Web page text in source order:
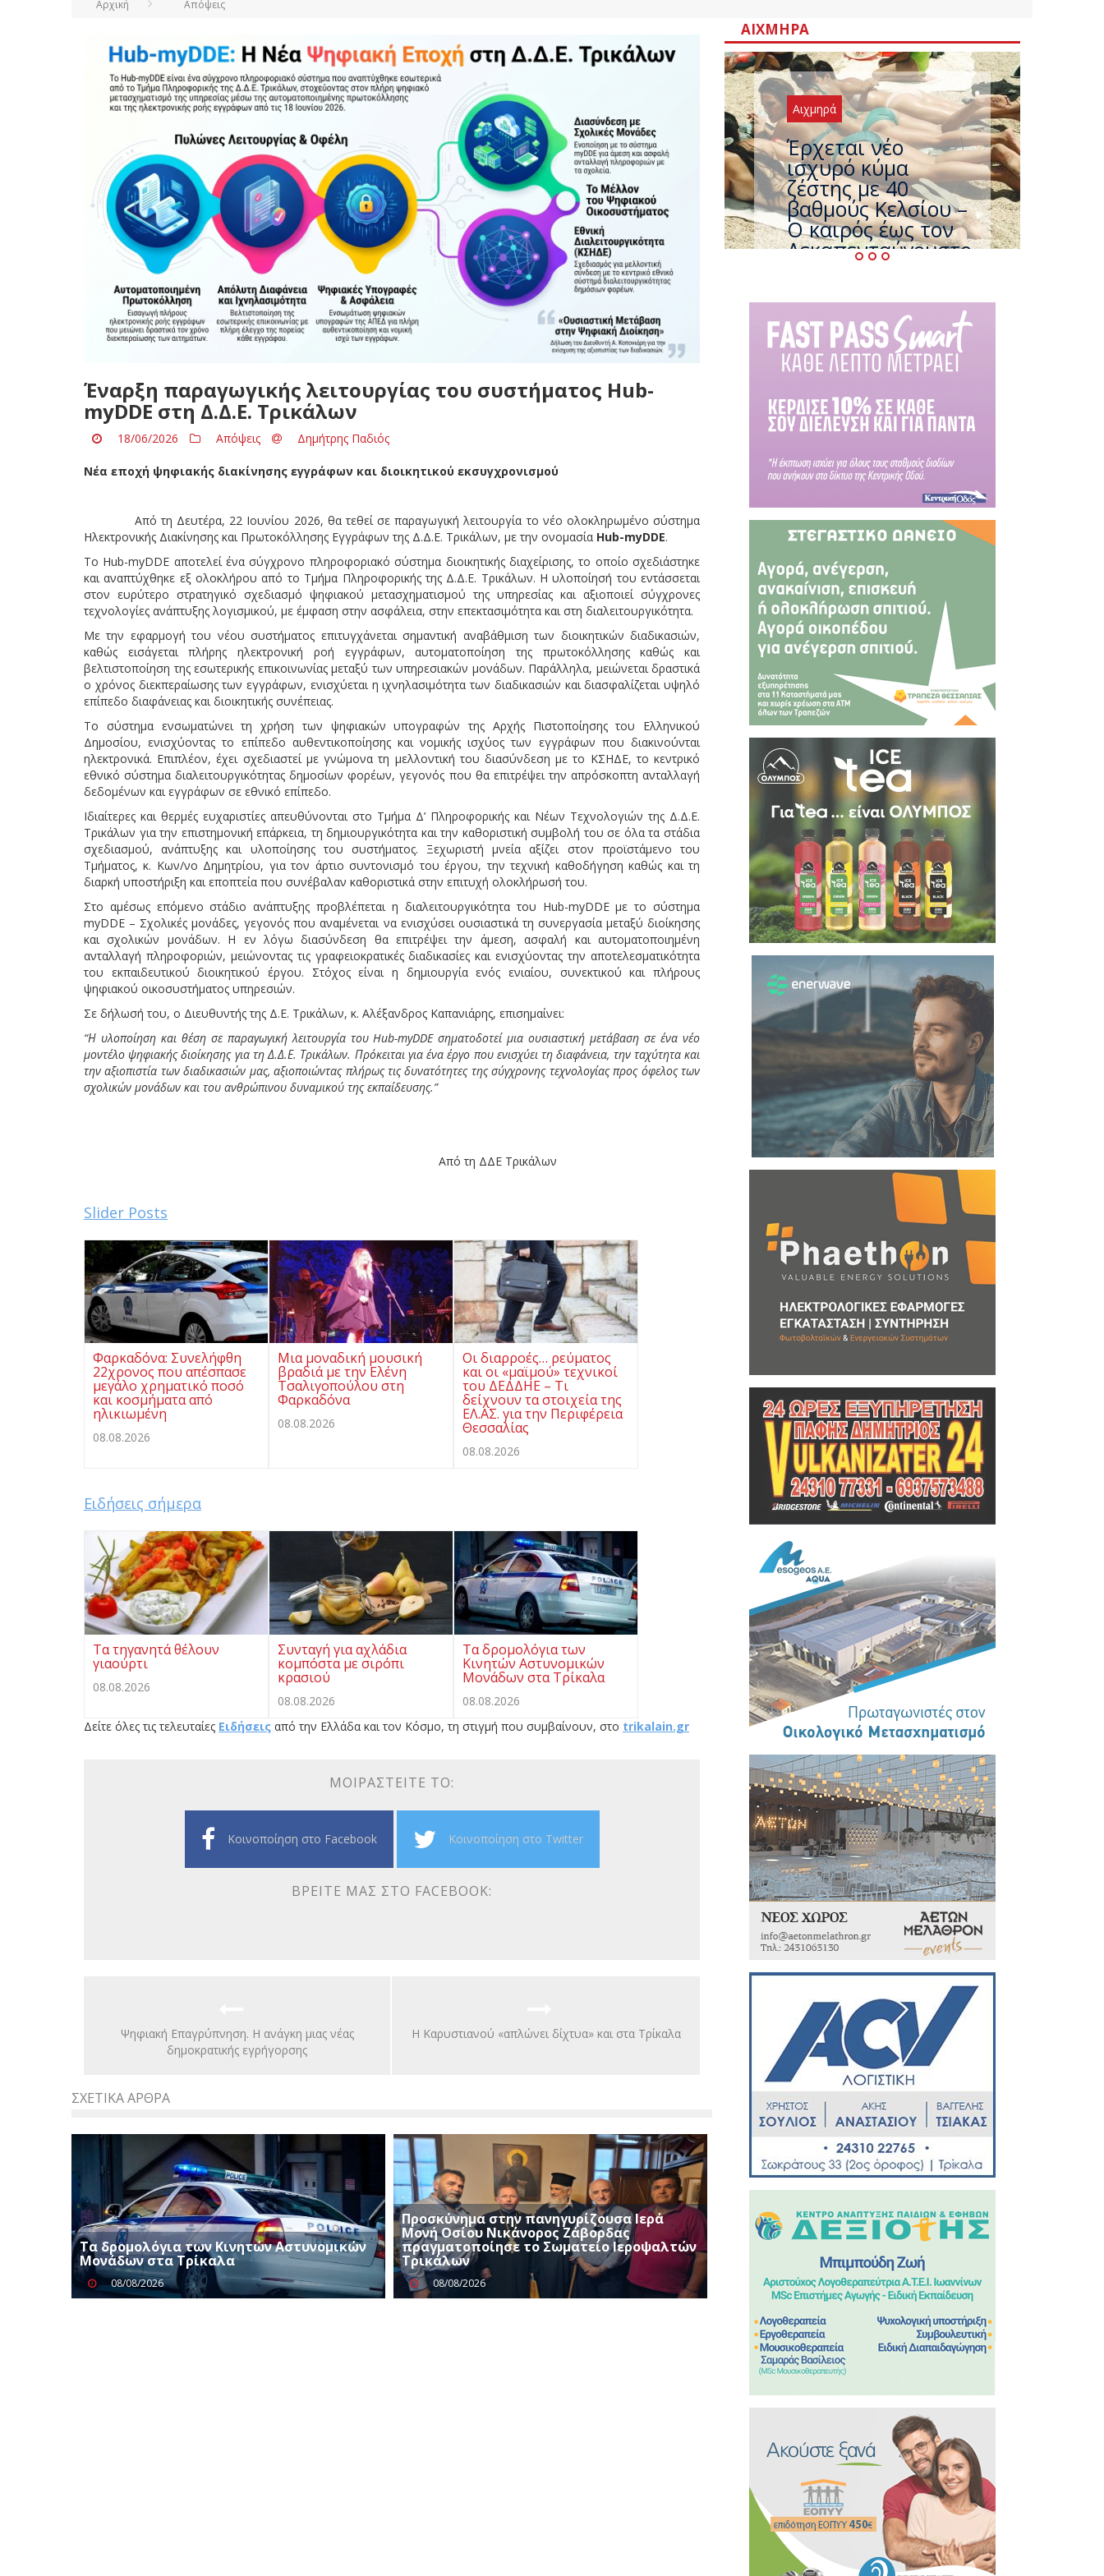
Αρχική Απόψεις
Έναρξη παραγωγικής λειτουργίας του συστήματος Hub-
myDDE στη Δ.Δ.Ε. Τρικάλων
18/06/2026 Απόψεις Δημήτρης Παδιός
Νέα εποχή ψηφιακής διακίνησης εγγράφων και διοικητικού εκσυγχρονισμού
Από τη Δευτέρα, 22 Ιουνίου 2026, θα τεθεί σε παραγωγική λειτουργία το νέο ολοκληρωμένο σύστημα
Ηλεκτρονικής Διακίνησης και Πρωτοκόλλησης Εγγράφων της Δ.Δ.Ε. Τρικάλων, με την ονομασία Hub-myDDE.
Το Hub-myDDE αποτελεί ένα σύγχρονο πληροφοριακό σύστημα διοικητικής διαχείρισης, το οποίο σχεδιάστηκε
και αναπτύχθηκε εξ ολοκλήρου από το Τμήμα Πληροφορικής της Δ.Δ.Ε. Τρικάλων. Η υλοποίησή του εντάσσεται
στον ευρύτερο στρατηγικό σχεδιασμό ψηφιακού μετασχηματισμού της υπηρεσίας και αξιοποιεί σύγχρονες
τεχνολογίες ανάπτυξης λογισμικού, με έμφαση στην ασφάλεια, στην επεκτασιμότητα και στη διαλειτουργικότητα.
Με την εφαρμογή του νέου συστήματος επιτυγχάνεται σημαντική αναβάθμιση των διοικητικών διαδικασιών,
καθώς εισάγεται πλήρης ηλεκτρονική ροή εγγράφων, αυτοματοποίηση της πρωτοκόλλησης καθώς και
βελτιστοποίηση της εσωτερικής επικοινωνίας μεταξύ των υπηρεσιακών μονάδων. Παράλληλα, μειώνεται δραστικά
ο χρόνος διεκπεραίωσης των εγγράφων, ενισχύεται η ιχνηλασιμότητα των διαδικασιών και διασφαλίζεται υψηλό
επίπεδο διαφάνειας και διοικητικής συνέπειας.
Το σύστημα ενσωματώνει τη χρήση των ψηφιακών υπογραφών της Αρχής Πιστοποίησης του Ελληνικού
Δημοσίου, ενισχύοντας το επίπεδο αυθεντικοποίησης και νομικής ισχύος των εγγράφων που διακινούνται
ηλεκτρονικά. Επιπλέον, έχει σχεδιαστεί με γνώμονα τη μελλοντική του διασύνδεση με το ΚΣΗΔΕ, το κεντρικό
εθνικό σύστημα διαλειτουργικότητας δημοσίων φορέων, γεγονός που θα επιτρέψει την απρόσκοπτη ανταλλαγή
δεδομένων και εγγράφων σε εθνικό επίπεδο.
Ιδιαίτερες και θερμές ευχαριστίες απευθύνονται στο Τμήμα Δ’ Πληροφορικής και Νέων Τεχνολογιών της Δ.Δ.Ε.
Τρικάλων για την επιστημονική επάρκεια, τη δημιουργικότητα και την καθοριστική συμβολή του σε όλα τα στάδια
σχεδιασμού, ανάπτυξης και υλοποίησης του συστήματος. Ξεχωριστή μνεία αξίζει στον προϊστάμενο του
Τμήματος, κ. Κων/νο Δημητρίου, για τον άρτιο συντονισμό του έργου, την τεχνική καθοδήγηση καθώς και τη
διαρκή υποστήριξη και εποπτεία που συνέβαλαν καθοριστικά στην επιτυχή ολοκλήρωσή του.
Στο αμέσως επόμενο στάδιο ανάπτυξης προβλέπεται η διαλειτουργικότητα του Hub-myDDE με το σύστημα
myDDE – Σχολικές μονάδες, γεγονός που αναμένεται να ενισχύσει ουσιαστικά τη συνεργασία μεταξύ διοίκησης
και σχολικών μονάδων. Η εν λόγω διασύνδεση θα επιτρέψει την άμεση, ασφαλή και αυτοματοποιημένη
ανταλλαγή πληροφοριών, μειώνοντας τις γραφειοκρατικές διαδικασίες και ενισχύοντας την αποτελεσματικότητα
του εκπαιδευτικού διοικητικού έργου. Στόχος είναι η δημιουργία ενός ενιαίου, συνεκτικού και πλήρους
ψηφιακού οικοσυστήματος υπηρεσιών.
Σε δήλωσή του, ο Διευθυντής της Δ.Ε. Τρικάλων, κ. Αλέξανδρος Καπανιάρης, επισημαίνει:
“Η υλοποίηση και θέση σε παραγωγική λειτουργία του Hub-myDDE σηματοδοτεί μια ουσιαστική μετάβαση σε ένα νέο
μοντέλο ψηφιακής διοίκησης για τη Δ.Δ.Ε. Τρικάλων. Πρόκειται για ένα έργο που ενισχύει τη διαφάνεια, την ταχύτητα και
την αξιοπιστία των διαδικασιών μας, αξιοποιώντας πλήρως τις δυνατότητες της σύγχρονης τεχνολογίας προς όφελος των
σχολικών μονάδων και του ανθρώπινου δυναμικού της εκπαίδευσης.”
Από τη ΔΔΕ Τρικάλων
Slider Posts
Φαρκαδόνα: Συνελήφθη
22χρονος που απέσπασε
μεγάλο χρηματικό ποσό
και κοσμήματα από
ηλικιωμένη
08.08.2026
Μια μοναδική μουσική
βραδιά με την Ελένη
Τσαλιγοπούλου στη
Φαρκαδόνα
08.08.2026
Οι διαρροές… ρεύματος
και οι «μαϊμού» τεχνικοί
του ΔΕΔΔΗΕ – Τι
δείχνουν τα στοιχεία της
ΕΛ.ΑΣ. για την Περιφέρεια
Θεσσαλίας
08.08.2026
Ειδήσεις σήμερα
Τα τηγανητά θέλουν
γιαούρτι
08.08.2026
Συνταγή για αχλάδια
κομπόστα με σιρόπι
κρασιού
08.08.2026
Τα δρομολόγια των
Κινητών Αστυνομικών
Μονάδων στα Τρίκαλα
08.08.2026
Δείτε όλες τις τελευταίες Ειδήσεις από την Ελλάδα και τον Κόσμο, τη στιγμή που συμβαίνουν, στο trikalain.gr
ΜΟΙΡΑΣΤΕΊΤΕ ΤΟ:
Κοινοποίηση στο Facebook Κοινοποίηση στο Twitter
ΒΡΕΊΤΕ ΜΑΣ ΣΤΟ FACEBOOK:
Ψηφιακή Επαγρύπνηση. Η ανάγκη μιας νέας
δημοκρατικής εγρήγορσης
Η Καρυστιανού «απλώνει δίχτυα» και στα Τρίκαλα
ΣΧΕΤΙΚΆ ΆΡΘΡΑ
Τα δρομολόγια των Κινητών Αστυνομικών
Μονάδων στα Τρίκαλα
08/08/2026
Προσκύνημα στην πανηγυρίζουσα Ιερά
Μονή Οσίου Νικάνορος Ζάβορδας
πραγματοποίησε το Σωματείο Ιεροψαλτών
Τρικάλων
08/08/2026
ΑΙΧΜΗΡΆ
Αιχμηρά
Άφαντος ο
Τσίπρας… την ώρα
που η χώρα
καίγεται